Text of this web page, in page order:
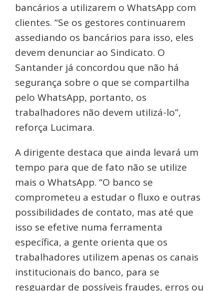
bancários a utilizarem o WhatsApp com
clientes. “Se os gestores continuarem
assediando os bancários para isso, eles
devem denunciar ao Sindicato. O
Santander já concordou que não há
segurança sobre o que se compartilha
pelo WhatsApp, portanto, os
trabalhadores não devem utilizá-lo”,
reforça Lucimara.
A dirigente destaca que ainda levará um
tempo para que de fato não se utilize
mais o WhatsApp. “O banco se
comprometeu a estudar o fluxo e outras
possibilidades de contato, mas até que
isso se efetive numa ferramenta
específica, a gente orienta que os
trabalhadores utilizem apenas os canais
institucionais do banco, para se
resguardar de possíveis fraudes, erros ou